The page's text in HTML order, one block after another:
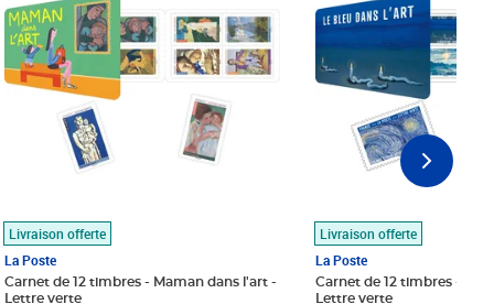
Livraison offerte
La Poste
Carnet de 12 timbres - Maman dans l'art -
Lettre verte
Livraison offerte
La Poste
Carnet de 12 timbres - Le
Lettre verte